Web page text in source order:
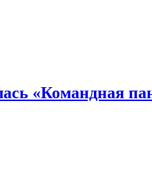
«Командная